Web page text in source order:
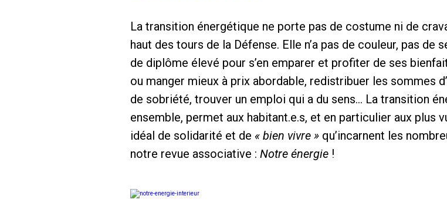
La transition énergétique ne porte pas de costume ni de
haut des tours de la Défense. Elle n’a pas de couleur, pas de
de diplôme élevé pour s’en emparer et profiter de ses
ou manger mieux à prix abordable, redistribuer les sommes
de sobriété, trouver un emploi qui a du sens… La transition
ensemble, permet aux habitant.e.s, et en particulier aux plus
idéal de solidarité et de « bien vivre » qu’incarnent les
notre revue associative : Notre énergie !